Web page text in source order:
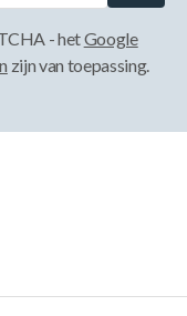
- hetGoogle
zijn van toepassing.